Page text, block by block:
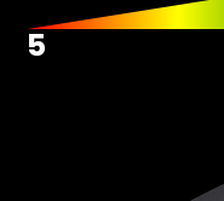
Hardwares
5